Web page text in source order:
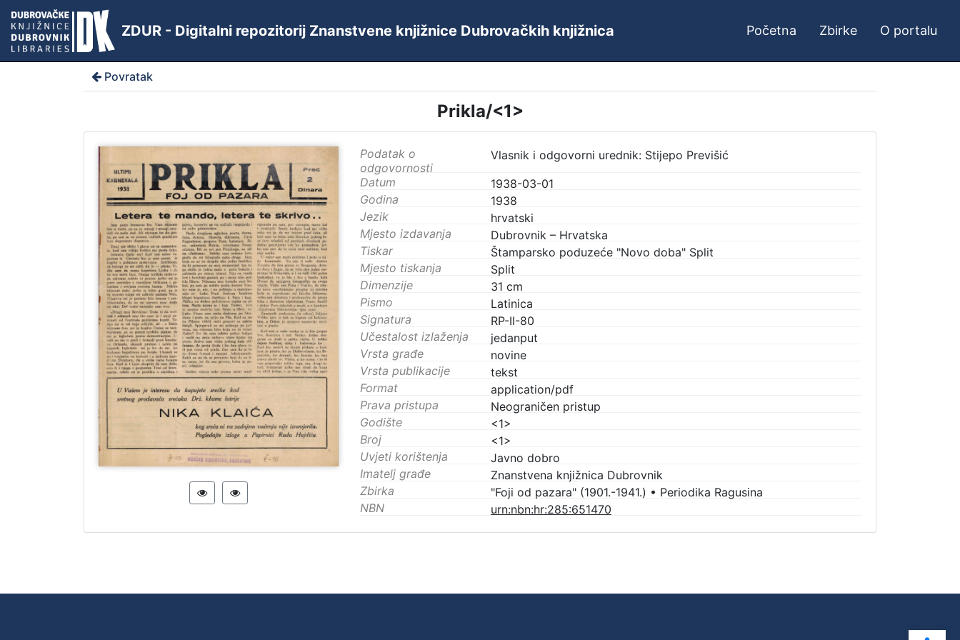
ZDUR - Digitalni repozitorij Znanstvene knjižnice Dubrovačkih knjižnica Početna Zbirke O portalu
Povratak
Prikla/<1>
Podatak o
odgovornosti
Vlasnik i odgovorni urednik: Stijepo Previšić
Datum
1938-03-01
Godina
1938
Jezik
hrvatski
Mjesto izdavanja
Dubrovnik – Hrvatska
Tiskar
Štamparsko poduzeće "Novo doba" Split
Mjesto tiskanja
Split
Dimenzije
31 cm
Pismo
Latinica
Signatura
RP-II-80
Učestalost izlaženja
jedanput
Vrsta građe
novine
Vrsta publikacije
tekst
Format
application/pdf
Prava pristupa
Neograničen pristup
Godište
<1>
Broj
<1>
Uvjeti korištenja
Javno dobro
Imatelj građe
Znanstvena knjižnica Dubrovnik
Zbirka
"Foji od pazara" (1901.-1941.) • Periodika Ragusina
NBN
urn:nbn:hr:285:651470